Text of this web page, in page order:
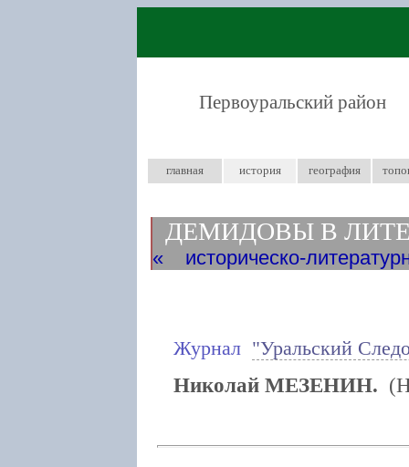
Первоуральский район
главная история география
ДЕМИДОВЫ В
историческо-
Журнал "Уральский
Николай МЕЗЕНИН.